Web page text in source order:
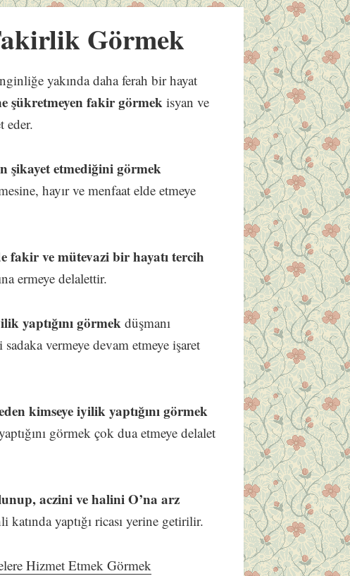
Görmek
yakında daha ferah bir hayat
şükretmeyen fakir görmekisyan ve
eder.
şikayet etmediğini görmek
hayır ve menfaat elde etmeye
fakir ve mütevazi bir hayatı tercih
ermeye delalettir.
yaptığını görmekdüşmanı
vermeye devam etmeye işaret
kimseye iyilik yaptığını görmek
görmek çok dua etmeye delalet
aczini ve halini O’na arz
yaptığı ricası yerine getirilir.
Hizmet Etmek Görmek